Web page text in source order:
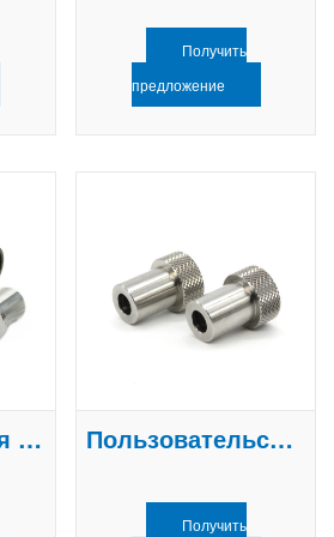
Получить
предложение
Металлическая втулка Пользовательская втулка
Получить